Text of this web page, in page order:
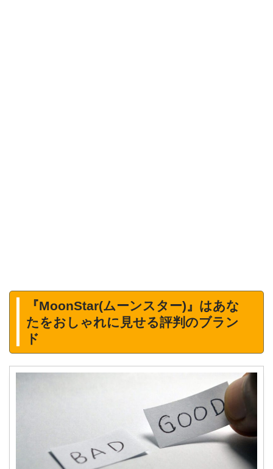
『MoonStar(ムーンスター)』はあな
たをおしゃれに見せる評判のブラン
ド